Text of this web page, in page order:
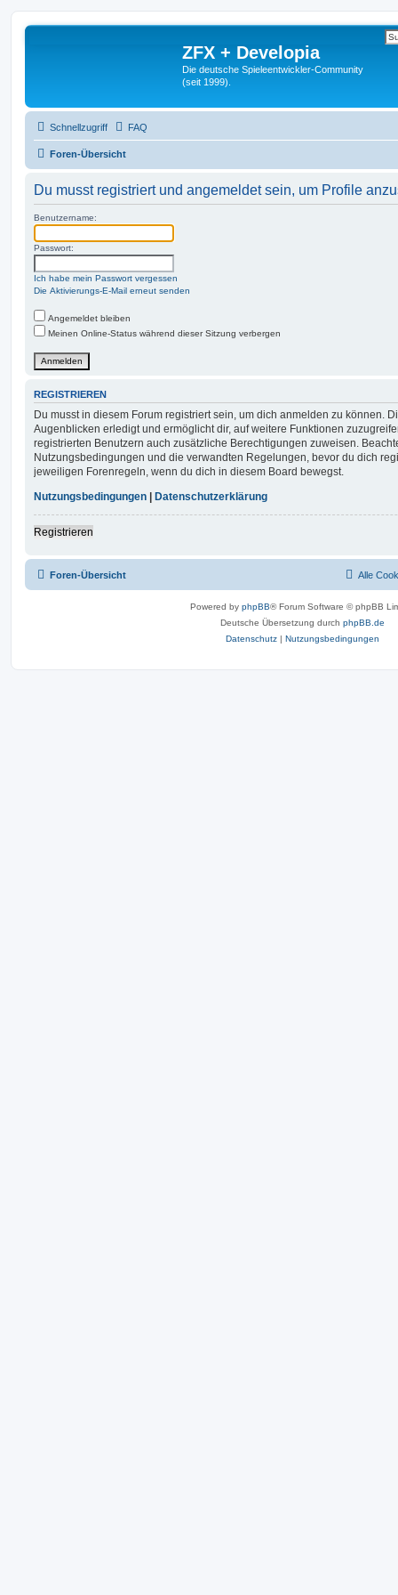
ZFX + Developia
Die deutsche Spieleentwickler-Community
(seit 1999).
Schnellzugriff FAQ
Foren-Übersicht
Du musst registriert und angemeldet sein, um Profile
Benutzername:
Passwort:
Ich habe mein Passwort vergessen
Die Aktivierungs-E-Mail erneut senden
Angemeldet bleiben
Meinen Online-Status während dieser Sitzung verbergen
REGISTRIEREN
Du musst in diesem Forum registriert sein, um dich anmelden zu können.
Augenblicken erledigt und ermöglicht dir, auf weitere Funktionen
registrierten Benutzern auch zusätzliche Berechtigungen zuweisen.
Nutzungsbedingungen und die verwandten Regelungen, bevor du dich
jeweiligen Forenregeln, wenn du dich in diesem Board bewegst.
Nutzungsbedingungen
Datenschutzerklärung
Registrieren
Foren-Übersicht Alle
Powered by phpBB® Forum Software © phpBB
Deutsche Übersetzung durch phpBB.de
Datenschutz | Nutzungsbedingungen